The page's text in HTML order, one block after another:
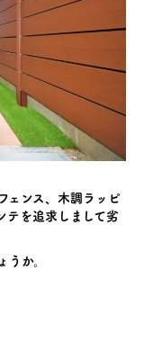
ェンス、木調ラッピ
テを追求しまして劣
か。